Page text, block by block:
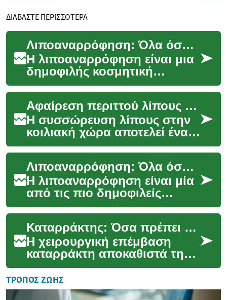
ΔΙΑΒΑΣΤΕ ΠΕΡΙΣΣΟΤΕΡΑ
Λιποαναρρόφηση: Όλα όσα πρέπει να γνωρίζετε για αυτή την κοσμητική επέμβαση
Η λιποαναρρόφηση είναι μια
δημοφιλής κοσμητική
χειρουργική επέμβαση που
στοχεύει στην αφαίρεση
ανεπιθύμητου λίπους απ... Αφαίρεση περιττού λίπους στην κοιλιά: Όσα πρέπει να ξέρετε.
Η συσσώρευση λίπους στην
κοιλιακή χώρα αποτελεί ένα
κοινό ζήτημα για πολλούς
ανθρώπους, επηρεάζοντας
τόσο την εμφάνισ...
Λιποαναρρόφηση: Όλα όσα πρέπει να γνωρίζετε για αυτή τη δημοφιλή επέμβαση αισθητικής χειρουργικής
Η λιποαναρρόφηση είναι μία
από τις πιο δημοφιλείς
επεμβάσεις αισθητικής
χειρουργικής παγκοσμίως.
Πρόκειται για μια δι...
Καταρράκτης: Όσα πρέπει να ξέρετε πριν την επέμβαση
Η χειρουργική επέμβαση
καταρράκτη αποκαθιστά τη
θολωμένη όραση
αντικαθιστώντας τον φυσικό
φακό με ενδοφακό. Διαβάστε
ΤΡΌΠΟΣ ΖΩΉΣ